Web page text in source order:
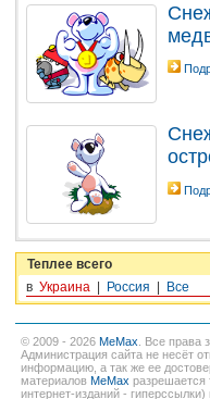
Теплее всего
в Украина | Россия | Все
© 2009 - 2026 MeMax . Все права
Администрация сайта не несёт
информацию, а так же ее
материалов MeMax разрешается
интернет-изданий - гиперссылки)